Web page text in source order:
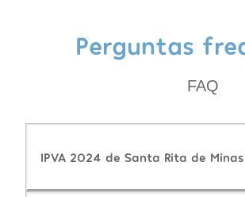
Perguntas
FAQ
IPVA 2024 de Santa Rita de